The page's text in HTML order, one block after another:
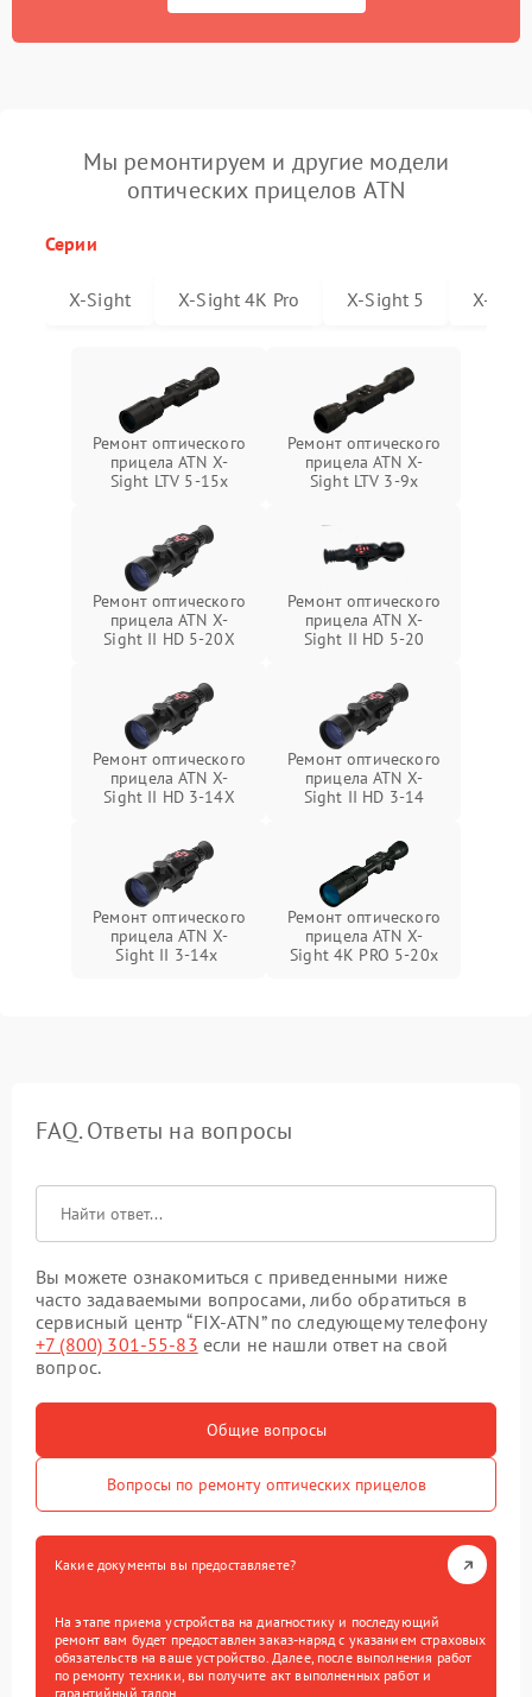
Мы ремонтируем и другие модели
оптических прицелов ATN
Серии
X-Sight X-Sight 4K Pro X-Sight 5 X-
Ремонт оптического
прицела ATN X-
Sight LTV 5-15x
Ремонт оптического
прицела ATN X-
Sight LTV 3-9x
Ремонт оптического
прицела ATN X-
Sight II HD 5-20X
Ремонт оптического
прицела ATN X-
Sight II HD 5-20
Ремонт оптического
прицела ATN X-
Sight II HD 3-14X
Ремонт оптического
прицела ATN X-
Sight II HD 3-14
Ремонт оптического
прицела ATN X-
Sight II 3-14x
Ремонт оптического
прицела ATN X-
Sight 4K PRO 5-20x
FAQ. Ответы на вопросы
Вы можете ознакомиться с приведенными ниже
часто задаваемыми вопросами, либо обратиться в
сервисный центр “FIX-ATN” по следующему телефону
+7 (800) 301-55-83 если не нашли ответ на свой
вопрос.
Общие вопросы
Вопросы по ремонту оптических прицелов
Какие документы вы предоставляете?
На этапе приема устройства на диагностику и последующий
ремонт вам будет предоставлен заказ-наряд с указанием страховых
обязательств на ваше устройство. Далее, после выполнения работ
по ремонту техники, вы получите акт выполненных работ и
гарантийный талон.